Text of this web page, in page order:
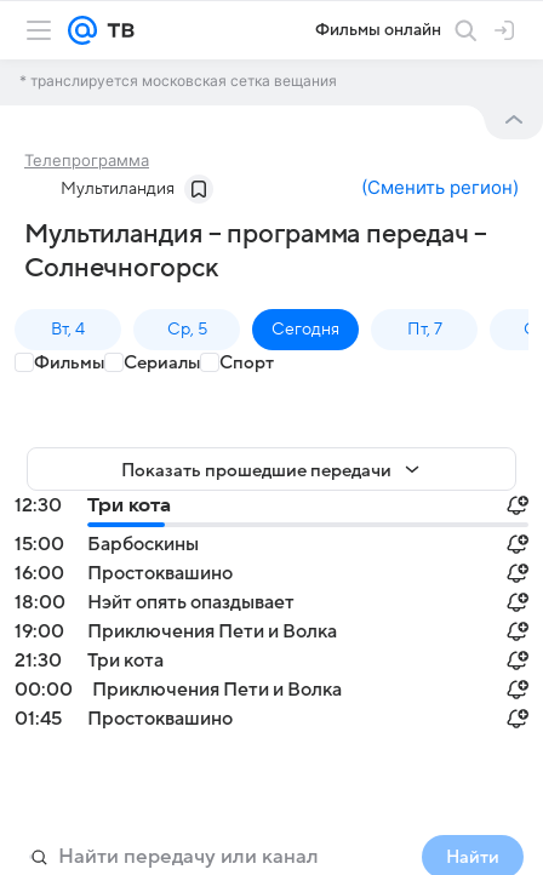
Фильмы онлайн
* транслируется московская сетка вещания
Телепрограмма
Мультиландия (Сменить регион)
Мультиландия – программа передач –
Солнечногорск
Вт, 4 Ср, 5 Сегодня Пт, 7
Фильмы Сериалы Спорт
Показать прошедшие передачи
12:30
Три кота
15:00
Барбоскины
16:00
Простоквашино
18:00
Нэйт опять опаздывает
19:00
Приключения Пети и Волка
21:30
Три кота
00:00
Приключения Пети и Волка
01:45
Простоквашино
Найти